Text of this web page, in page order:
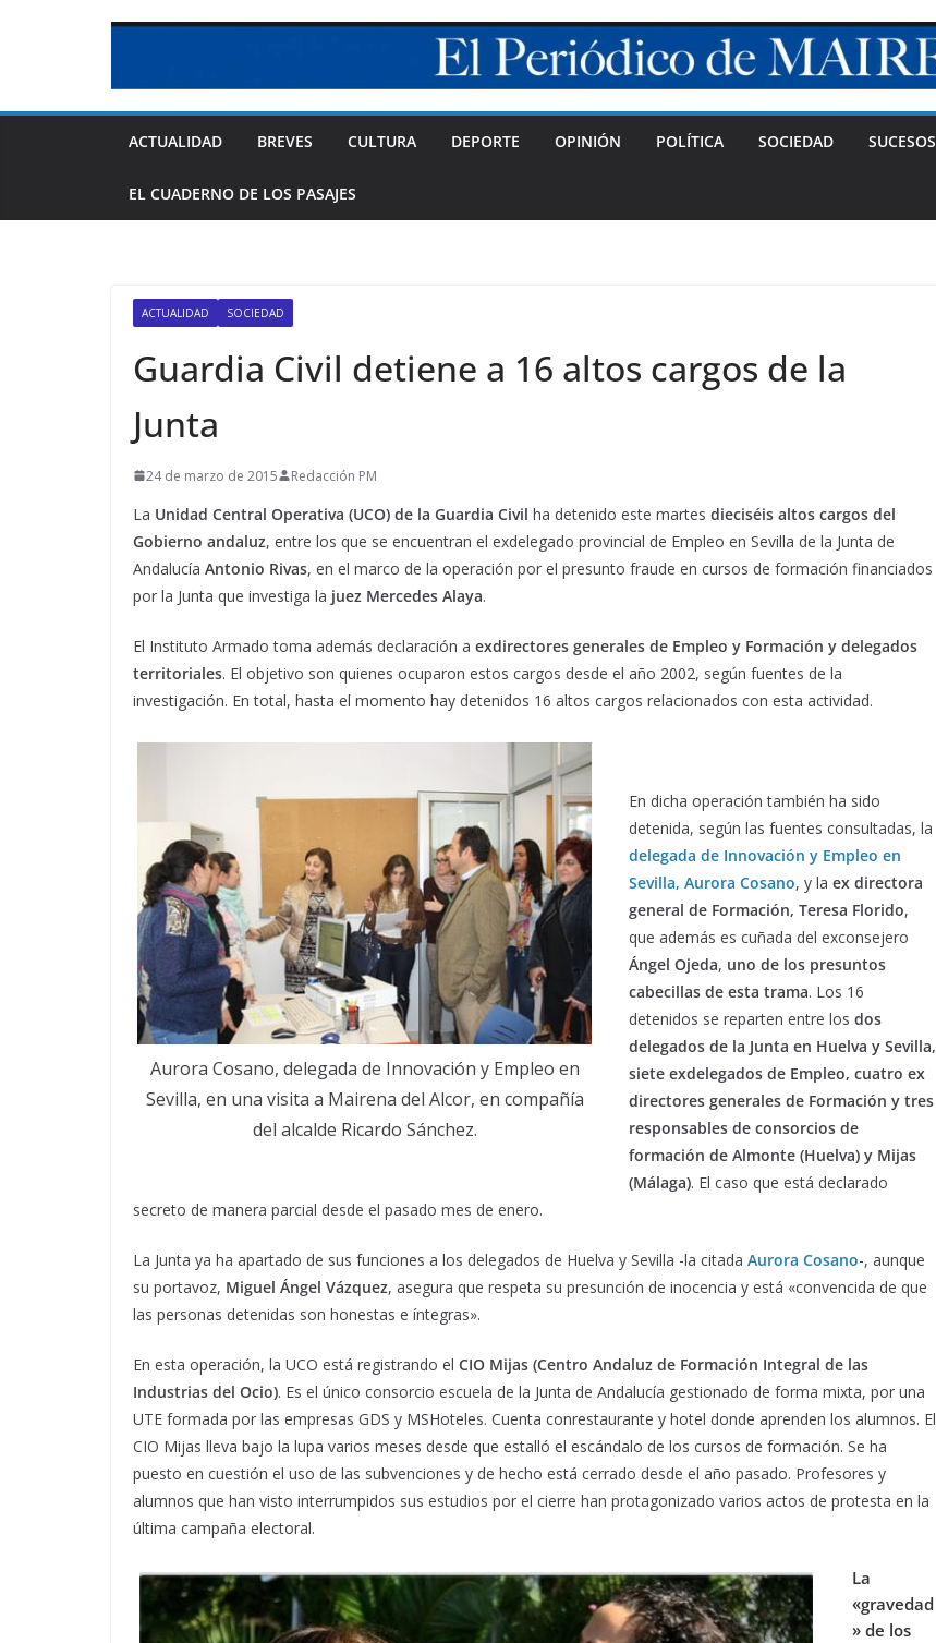
ACTUALIDAD BREVES CULTURA DEPORTE OPINIÓN POLÍTICA SOCIEDAD SUCESOS
EL CUADERNO DE LOS PASAJES
ACTUALIDAD SOCIEDAD
Guardia Civil detiene a 16 altos cargos de la
Junta
24 de marzo de 2015 Redacción PM
La Unidad Central Operativa (UCO) de la Guardia Civil ha detenido este martes dieciséis altos cargos del
Gobierno andaluz, entre los que se encuentran el exdelegado provincial de Empleo en Sevilla de la Junta de
Andalucía Antonio Rivas, en el marco de la operación por el presunto fraude en cursos de formación financiados
por la Junta que investiga la juez Mercedes Alaya.
El Instituto Armado toma además declaración a exdirectores generales de Empleo y Formación y delegados
territoriales. El objetivo son quienes ocuparon estos cargos desde el año 2002, según fuentes de la
investigación. En total, hasta el momento hay detenidos 16 altos cargos relacionados con esta actividad.
Aurora Cosano, delegada de Innovación y Empleo en
Sevilla, en una visita a Mairena del Alcor, en compañía
del alcalde Ricardo Sánchez.
En dicha operación también ha sido
detenida, según las fuentes consultadas, la
delegada de Innovación y Empleo en
Sevilla, Aurora Cosano, y la ex directora
general de Formación, Teresa Florido,
que además es cuñada del exconsejero
Ángel Ojeda, uno de los presuntos
cabecillas de esta trama. Los 16
detenidos se reparten entre los dos
delegados de la Junta en Huelva y Sevilla,
siete exdelegados de Empleo, cuatro ex
directores generales de Formación y tres
responsables de consorcios de
formación de Almonte (Huelva) y Mijas
(Málaga). El caso que está declarado
secreto de manera parcial desde el pasado mes de enero.
La Junta ya ha apartado de sus funciones a los delegados de Huelva y Sevilla -la citada Aurora Cosano-, aunque
su portavoz, Miguel Ángel Vázquez, asegura que respeta su presunción de inocencia y está «convencida de que
las personas detenidas son honestas e íntegras».
En esta operación, la UCO está registrando el CIO Mijas (Centro Andaluz de Formación Integral de las
Industrias del Ocio). Es el único consorcio escuela de la Junta de Andalucía gestionado de forma mixta, por una
UTE formada por las empresas GDS y MSHoteles. Cuenta conrestaurante y hotel donde aprenden los alumnos. El
CIO Mijas lleva bajo la lupa varios meses desde que estalló el escándalo de los cursos de formación. Se ha
puesto en cuestión el uso de las subvenciones y de hecho está cerrado desde el año pasado. Profesores y
alumnos que han visto interrumpidos sus estudios por el cierre han protagonizado varios actos de protesta en la
última campaña electoral.
La
«gravedad
» de los